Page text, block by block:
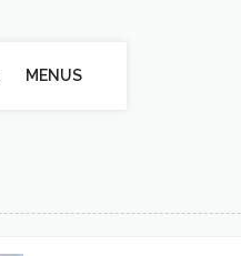
MENUS